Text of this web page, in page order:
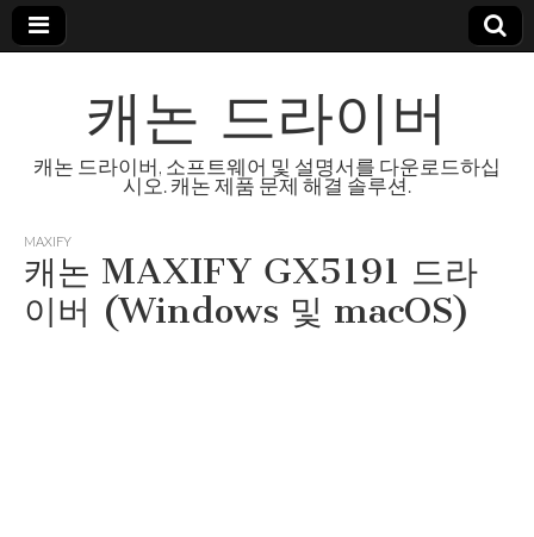
캐논 드라이버
캐논 드라이버, 소프트웨어 및 설명서를 다운로드하십
시오. 캐논 제품 문제 해결 솔루션.
MAXIFY
캐논 MAXIFY GX5191 드라
이버 (Windows 및 macOS)